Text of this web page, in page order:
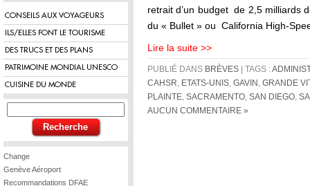
CONSEILS AUX VOYAGEURS
ILS/ELLES FONT LE TOURISME
DES TRUCS ET DES PLANS
PATRIMOINE MONDIAL UNESCO
CUISINE DU MONDE
Change
Genève Aéroport
Recommandations DFAE
retrait d’un budget de 2,5 milliards
du « Bullet » ou California High-
Lire la suite >>
PUBLIÉ DANS BRÈVES | TAGS :
CAHSR
ETATS-UNIS GAVIN
GRANDE
PLAINTE SACRAMENTO SAN DIEGO
AUCUN COMMENTAIRE »